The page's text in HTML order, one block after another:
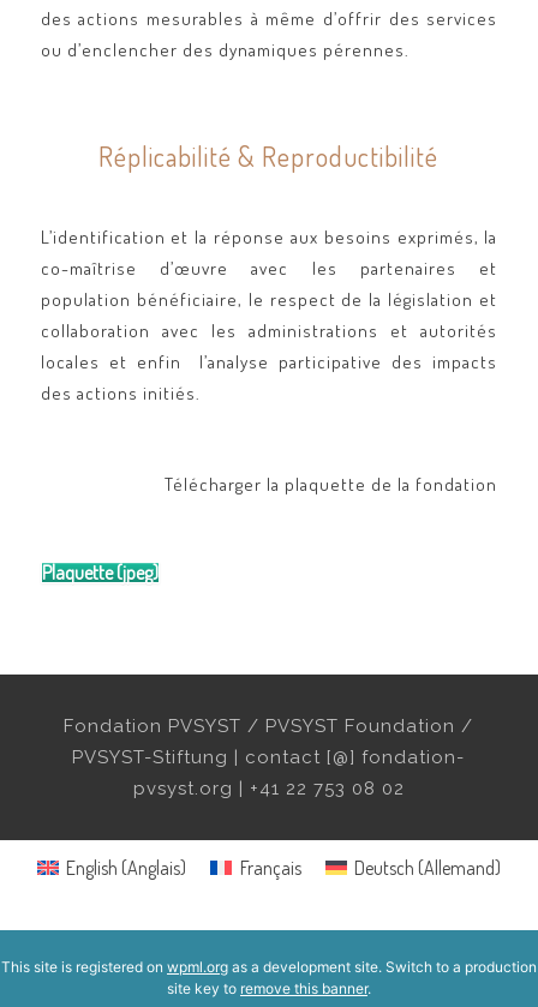
des actions mesurables à même d’offrir des services
ou d’enclencher des dynamiques pérennes.
Réplicabilité & Reproductibilité
L’identification et la réponse aux besoins exprimés, la
co-maîtrise d’œuvre avec les partenaires et
population bénéficiaire, le respect de la législation et
collaboration avec les administrations et autorités
locales et enfin l’analyse participative des impacts
des actions initiés.
Télécharger la plaquette de la fondation
Plaquette (jpeg)
Fondation PVSYST / PVSYST Foundation /
PVSYST-Stiftung | contact [@] fondation-
pvsyst.org | +41 22 753 08 02
English (Anglais) Français Deutsch (Allemand)
This site is registered on wpml.org as a development site. Switch to a production
site key to remove this banner.